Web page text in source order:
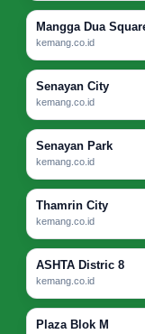
Mangga Dua
kemang.co.id
Senayan City
kemang.co.id
Senayan Park
kemang.co.id
Thamrin City
kemang.co.id
ASHTA Distric 8
kemang.co.id
Plaza Blok M